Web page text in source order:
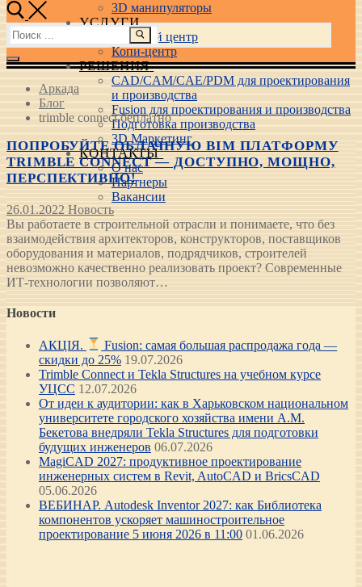
3D манипуляторы
УСЛУГИ
Учебный центр
Копи-центр
РЕШЕНИЯ
CAD/CAM/CAE/PDM для проектирования
и производства
Fusion для проектирования и производства
Подготовка производства
3D Маркетинг
КОНТАКТЫ
О нас
Партнеры
Вакансии
Найти:
Аркада
Блог
trimble connect беплатно
ПОПРОБУЙТЕ ОБЛАЧНУЮ BIM ПЛАТФОРМУ
TRIMBLE CONNECT — ДОСТУПНО, МОЩНО,
ПЕРСПЕКТИВНО!
26.01.2022 Новость
Вы работаете в строительной отрасли и понимаете, что без
взаимодействия архитекторов, конструкторов, поставщиков
оборудования и материалов, подрядчиков, строителей
невозможно качественно реализовать проект? Современные
ИТ-технологии позволяют…
Новости
АКЦІЯ.
Fusion: самая большая распродажа года —
скидки до 25% 19.07.2026
Trimble Connect и Tekla Structures на учебном курсе
УЦСС 12.07.2026
От идеи к аудитории: как в Харьковском национальном
университете городского хозяйства имени А.М.
Бекетова внедряли Tekla Structures для подготовки
будущих инженеров 06.07.2026
MagiCAD 2027: продуктивное проектирование
инженерных систем в Revit, AutoCAD и BricsCAD
05.06.2026
ВЕБИНАР. Autodesk Inventor 2027: как Библиотека
компонентов ускоряет машиностроительное
проектирование 5 июня 2026 в 11:00 01.06.2026